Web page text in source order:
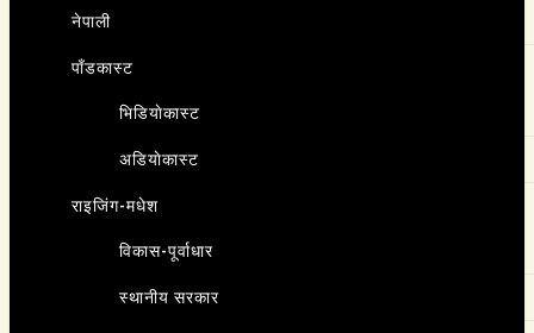
नेपाली
पाँडकास्ट
भिडियाेकास्ट
अडियाेकास्ट
राइजिंग-मधेश
विकास-पूर्वाधार
स्थानीय सरकार